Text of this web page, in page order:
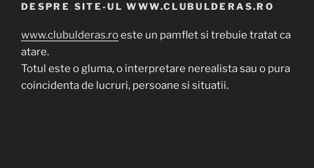
DESPRE SITE-UL WWW.CLUBULDERAS.RO
www.clubulderas.roeste un pamflet si trebuie tratat ca
atare.
Totul este o gluma, o interpretare nerealista sau o pura
coincidenta de lucruri, persoane si situatii.